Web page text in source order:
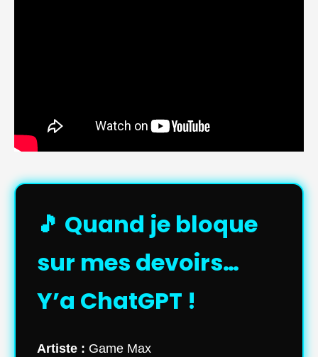
🎵 Quand je bloque
sur mes devoirs…
Y’a ChatGPT !
Artiste : Game Max